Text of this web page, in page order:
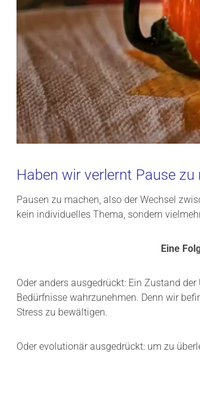
Haben wir verlernt Pause zu
Pausen zu machen, also der Wechsel
kein individuelles Thema, sondern
Eine
Oder anders ausgedrückt: Ein Zustand
Bedürfnisse wahrzunehmen. Denn wir
Stress zu bewältigen.
Oder evolutionär ausgedrückt: um zu